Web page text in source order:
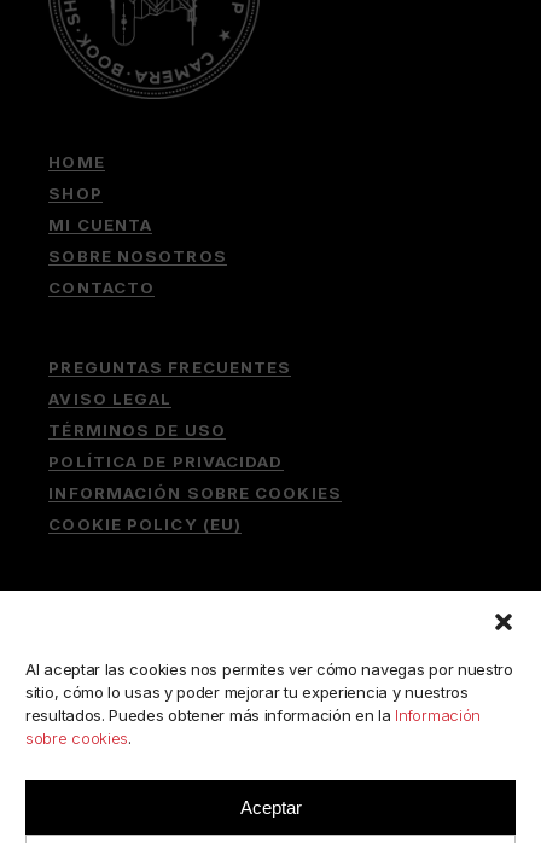
Al aceptar las cookies nos permites ver cómo navegas por nuestro
sitio, cómo lo usas y poder mejorar tu experiencia y nuestros
resultados. Puedes obtener más información en la Información
sobre cookies.
Aceptar
HOME
SHOP
MI CUENTA
SOBRE NOSOTROS
CONTACTO
PREGUNTAS FRECUENTES
AVISO LEGAL
TÉRMINOS DE USO
POLÍTICA DE PRIVACIDAD
INFORMACIÓN SOBRE COOKIES
COOKIE POLICY (EU)
Buscar: